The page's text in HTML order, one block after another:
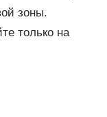
зоны.
только на